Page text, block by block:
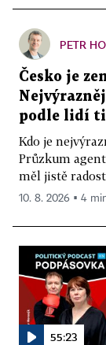
PETR
Česko je
podle lidí
Kdo je
Průzkum
měl jistě
10. 8. 2026 ▪ 4
55:23